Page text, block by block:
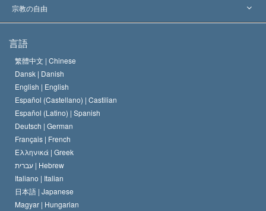
主要な裁定
世界を代表する専門家
L. ロン ハバード
サイエントロジー教会の信条
サイエントロジストの規律
デビッド･ミスキャベッジ
宗教の自由
何でしょう？
人権の国際基準
宗教に関する宣言
言語
繁體中文 | Chinese
Dansk | Danish
English | English
Español (Castellano) | Castilian
Español (Latino) | Spanish
Deutsch | German
Français | French
Ελληνικά | Greek
עברית | Hebrew
Italiano | Italian
日本語 | Japanese
Magyar | Hungarian